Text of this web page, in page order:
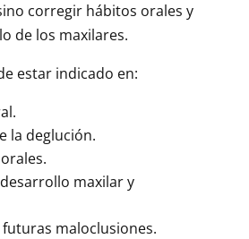
corregir hábitos orales y
de los maxilares.
estar indicado en:
la deglución.
maxilar y
maloclusiones.